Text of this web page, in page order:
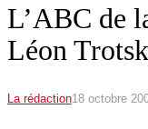
L’ABC de
Léon
La rédaction18 octobre